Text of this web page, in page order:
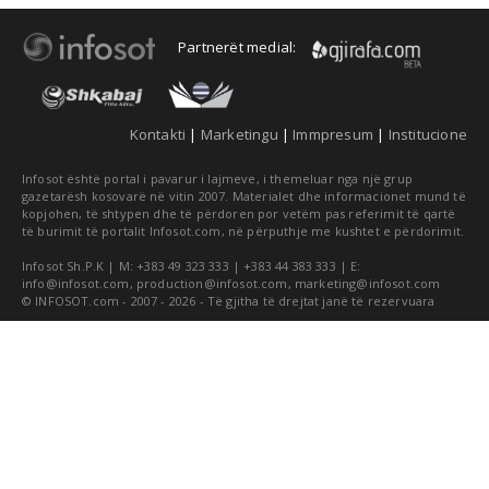
Partnerët medial:
Kontakti | Marketingu | Immpresum | Institucione
Infosot është portal i pavarur i lajmeve, i themeluar nga një grup
gazetarësh kosovarë në vitin 2007. Materialet dhe informacionet mund të
kopjohen, të shtypen dhe të përdoren por vetëm pas referimit të qartë
të burimit të portalit Infosot.com, në përputhje me kushtet e përdorimit.
Infosot Sh.P.K | M: +383 49 323 333 | +383 44 383 333 | E:
info@infosot.com , production@infosot.com , marketing@infosot.com
© INFOSOT.com - 2007 - 2026 - Të gjitha të drejtat janë të rezervuara